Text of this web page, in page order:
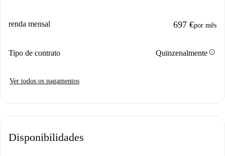
renda mensal 697 €por mês
Tipo de contrato Quinzenalmenteinfo
Ver todos os pagamentos
Disponibilidades